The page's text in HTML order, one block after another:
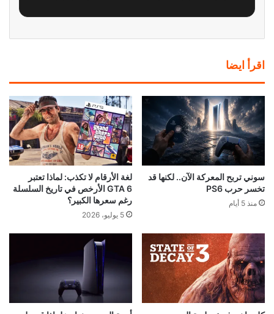
اقرأ ايضا
سوني تربح المعركة الآن.. لكنها قد
تخسر حرب PS6
منذ 5 أيام
لغة الأرقام لا تكذب: لماذا تعتبر
GTA 6 الأرخص في تاريخ السلسلة
رغم سعرها الكبير؟
5 يوليو، 2026